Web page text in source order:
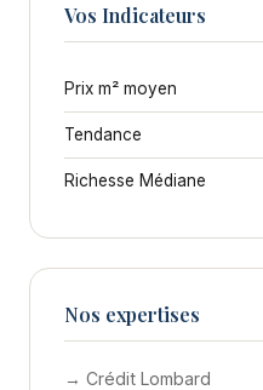
Vos Indicateurs
Prix m² moyen
Tendance
Richesse Médiane
Nos expertises
→ Crédit Lombard